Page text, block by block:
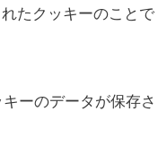
たクッキーのことで
ーのデータが保存さ